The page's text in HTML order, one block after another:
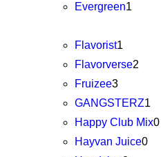
Evergreen1
Flavorist1
Flavorverse2
Fruizee3
GANGSTERZ1
Happy Club Mix0
Hayvan Juice0